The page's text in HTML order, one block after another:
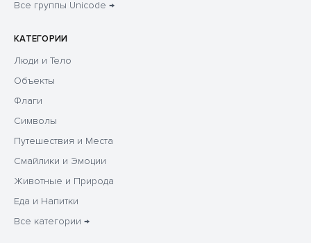
Все группы Unicode →
КАТЕГОРИИ
Люди и Тело
Объекты
Флаги
Символы
Путешествия и Места
Смайлики и Эмоции
Животные и Природа
Еда и Напитки
Все категории →